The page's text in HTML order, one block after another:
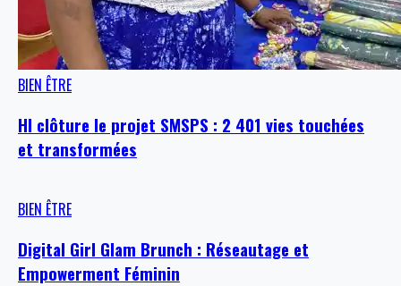
BIEN ÊTRE
HI clôture le projet SMSPS : 2 401 vies touchées
et transformées
BIEN ÊTRE
Digital Girl Glam Brunch : Réseautage et
Empowerment Féminin